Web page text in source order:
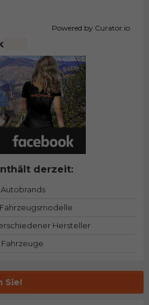
Sie!
Powered by Curator.io
derzeit:
Hersteller